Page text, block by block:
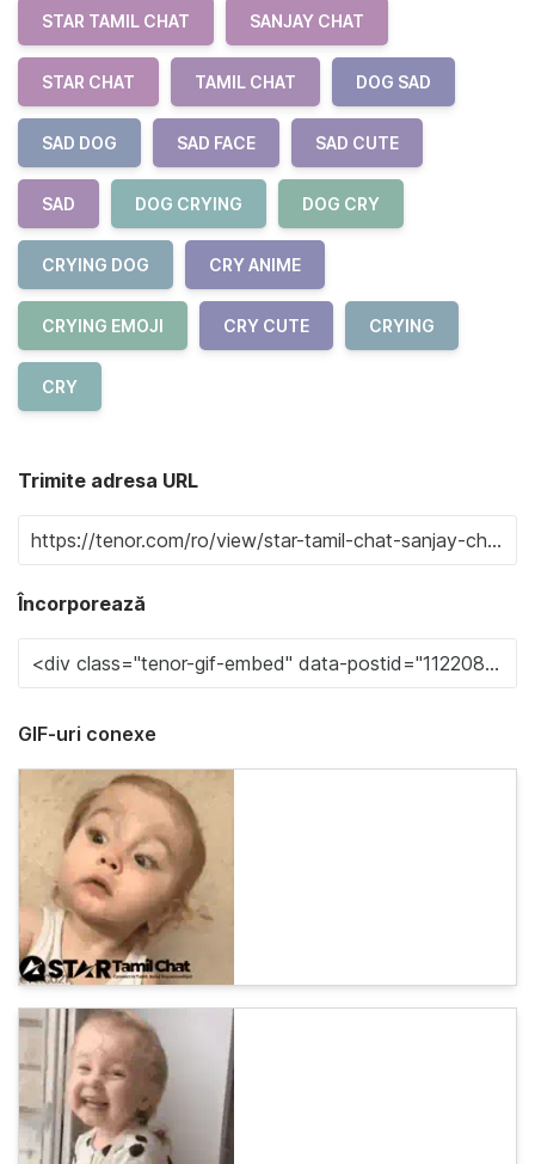
STAR TAMIL CHAT SANJAY CHAT
STAR CHAT TAMIL CHAT DOG SAD
SAD DOG SAD FACE SAD CUTE
SAD DOG CRYING DOG CRY
CRYING DOG CRY ANIME
CRYING EMOJI CRY CUTE CRYING
CRY
Trimite adresa URL
Încorporează
GIF-uri conexe